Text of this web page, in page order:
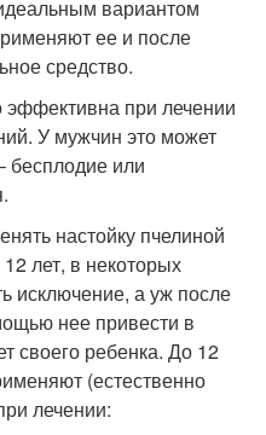
вариантом
ее и после
средство.
эффективна при лечении
У мужчин это может
бесплодие или
настойку пчелиной
лет, в некоторых
исключение, а уж после
нее привести в
своего ребенка. До 12
(естественно
лечении: